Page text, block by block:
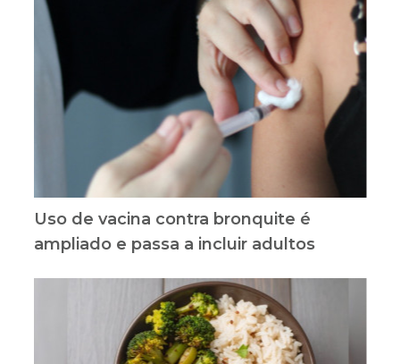
Uso de vacina contra bronquite é
ampliado e passa a incluir adultos